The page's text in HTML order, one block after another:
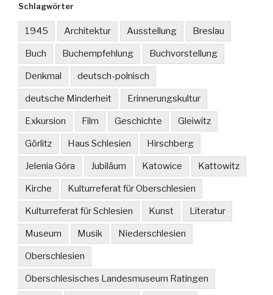
Schlagwörter
1945 Architektur Ausstellung Breslau
Buch Buchempfehlung Buchvorstellung
Denkmal deutsch-polnisch
deutsche Minderheit Erinnerungskultur
Exkursion Film Geschichte Gleiwitz
Görlitz Haus Schlesien Hirschberg
Jelenia Góra Jubiläum Katowice Kattowitz
Kirche Kulturreferat für Oberschlesien
Kulturreferat für Schlesien Kunst Literatur
Museum Musik Niederschlesien
Oberschlesien
Oberschlesisches Landesmuseum Ratingen